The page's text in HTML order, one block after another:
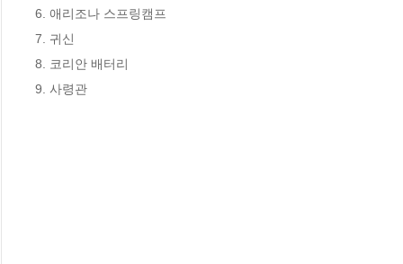
6. 애리조나 스프링캠프
7. 귀신
8. 코리안 배터리
9. 사령관